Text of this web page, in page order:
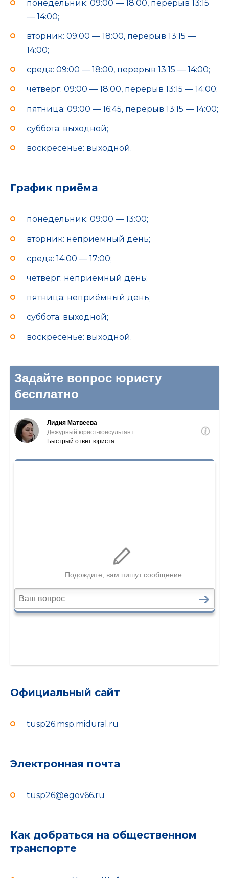
понедельник: 09:00 — 18:00, перерыв 13:15
— 14:00;
вторник: 09:00 — 18:00, перерыв 13:15 —
14:00;
среда: 09:00 — 18:00, перерыв 13:15 — 14:00;
четверг: 09:00 — 18:00, перерыв 13:15 — 14:00;
пятница: 09:00 — 16:45, перерыв 13:15 — 14:00;
суббота: выходной;
воскресенье: выходной.
График приёма
понедельник: 09:00 — 13:00;
вторник: неприёмный день;
среда: 14:00 — 17:00;
четверг: неприёмный день;
пятница: неприёмный день;
суббота: выходной;
воскресенье: выходной.
Официальный сайт
tusp26.msp.midural.ru
Электронная почта
tusp26@egov66.ru
Как добраться на общественном
транспорте